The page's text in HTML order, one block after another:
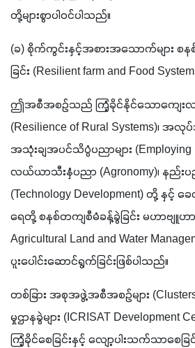
တို့များစွာပါဝင်ပါသည်။
(ခ) စိုက်ကွင်းနှင့်အစားအသောက်များ စ
ခြင်း (Resilient farm and Food
ဤအစီအစဉ်သည် ကြံ့ခိုင်နိုင်သောကျေးလ
(Resilience of Rural Systems)၊ အ
အသုံးချအပင်သိပ္ပံပညာများ (Employing
လယ်ယာသီးနှံပညာ (Agronomy)၊ နည်း
(Technology Development) တို့ နှင့် ခ
ရေတို့ စနစ်တကျစီမံခန့်ခွဲခြင်း မဟာဗျူဟာ
Agricultural Land and Water
ပူးပေါင်းဆောင်ရွက်ခြင်းဖြစ်ပါသည်။
တစ်ခြား အစုအဖွဲ့အစီအစဉ်များ
မှုဌာနခွဲများ (ICRISAT Development
ကြံ့ခိုင်စေခြင်းနှင့် လျော့ပါးသက်သာစေခြ